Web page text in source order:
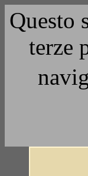
Questo
terze